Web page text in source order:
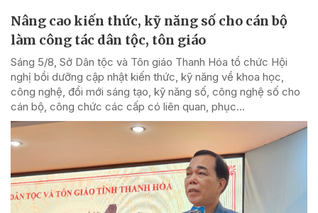
Nâng cao kiến thức, kỹ năng số cho cán bộ
làm công tác dân tộc, tôn giáo
Sáng 5/8, Sở Dân tộc và Tôn giáo Thanh Hóa tổ chức Hội
nghị bồi dưỡng cập nhật kiến thức, kỹ năng về khoa học,
công nghệ, đổi mới sáng tạo, kỹ năng số, công nghệ số cho
cán bộ, công chức các cấp có liên quan, phục...